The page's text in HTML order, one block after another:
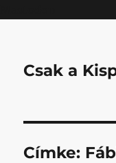
Csak a
Címke: